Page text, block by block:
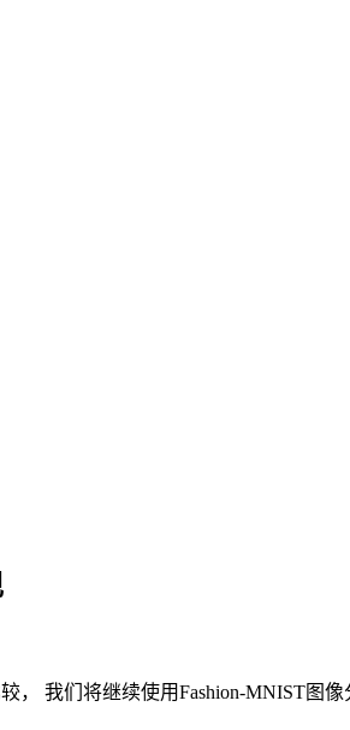
我们将继续使用Fashion-MNIST图像